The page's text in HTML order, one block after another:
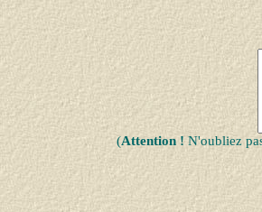
(Attention !N'oubliez